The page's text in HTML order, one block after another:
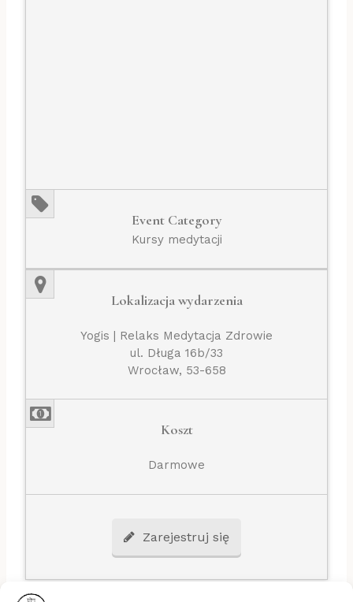
Event Category
Kursy medytacji
Lokalizacja wydarzenia
Yogis | Relaks Medytacja Zdrowie
ul. Długa 16b/33
Wrocław, 53-658
Koszt
Darmowe
Zarejestruj się